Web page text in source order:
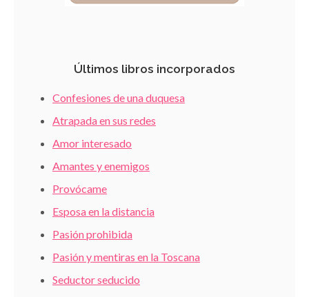
Últimos libros incorporados
Confesiones de una duquesa
Atrapada en sus redes
Amor interesado
Amantes y enemigos
Provócame
Esposa en la distancia
Pasión prohibida
Pasión y mentiras en la Toscana
Seductor seducido